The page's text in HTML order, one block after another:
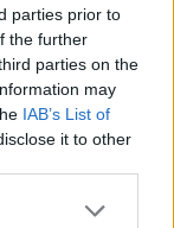
parties prior to
the further
parties on the
may
IAB’s List of
it to other